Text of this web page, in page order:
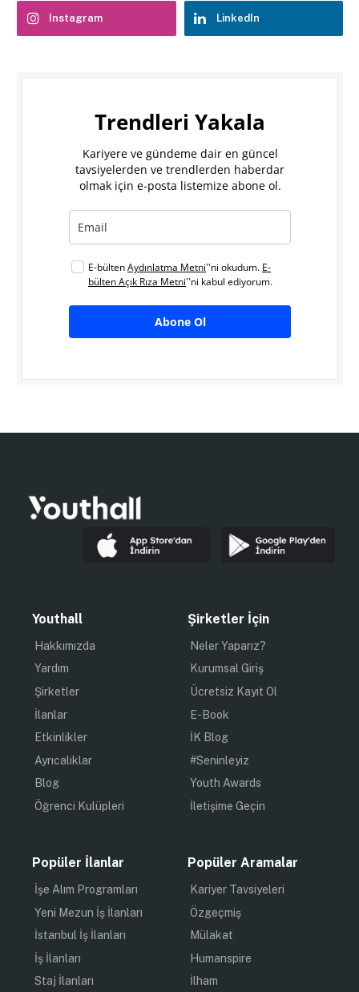
Instagram LinkedIn
Trendleri Yakala
Kariyere ve gündeme dair en güncel
tavsiyelerden ve trendlerden haberdar
olmak için e-posta listemize abone ol.
E-bültenAydınlatma Metni''ni okudum. E-
bülten Açık Rıza Metni''ni kabul ediyorum.
Abone Ol
Youthall
Hakkımızda
Yardım
Şirketler
İlanlar
Etkinlikler
Ayrıcalıklar
Blog
Öğrenci Kulüpleri
Şirketler İçin
Neler Yaparız?
Kurumsal Giriş
Ücretsiz Kayıt Ol
E-Book
İK Blog
#Seninleyiz
Youth Awards
İletişime Geçin
Popüler İlanlar
İşe Alım Programları
Yeni Mezun İş İlanları
İstanbul İş İlanları
İş İlanları
Staj İlanları
Popüler Aramalar
Kariyer Tavsiyeleri
Özgeçmiş
Mülakat
Humanspire
İlham